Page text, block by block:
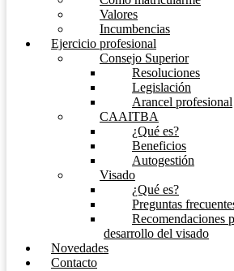
Valores
Incumbencias
Ejercicio profesional
Consejo Superior
Resoluciones
Legislación
Arancel profesional
CAAITBA
¿Qué es?
Beneficios
Autogestión
Visado
¿Qué es?
Preguntas
Recomendaciones
desarrollo del visado
Novedades
Contacto